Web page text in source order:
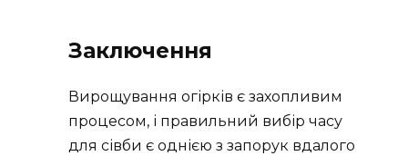
Заключення
Вирощування огірків є захопливим
процесом, і правильний вибір часу
для сівби є однією з запорук вдалого